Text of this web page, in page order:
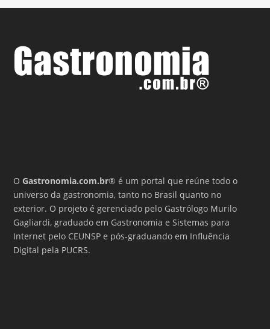
OGastronomia.com.br® é um portal que reúne todo o
universo da gastronomia, tanto no Brasil quanto no
exterior. O projeto é gerenciado pelo Gastrólogo Murilo
Gagliardi, graduado em Gastronomia e Sistemas para
Internet pelo CEUNSP e pós-graduando em Influência
Digital pela PUCRS.